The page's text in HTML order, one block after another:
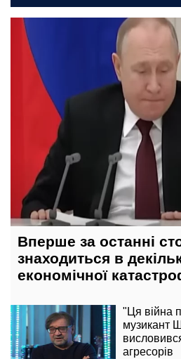
26 червня, 13:44
Вперше за останні
знаходиться в
економічної
"Ця війна
музикант
агресорів